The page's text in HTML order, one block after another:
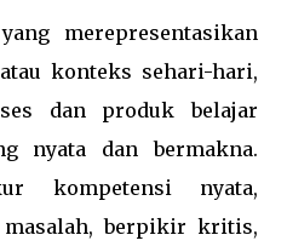
merepresentasikan
konteks sehari-hari,
dan produk belajar
nyata dan bermakna.
kompetensi nyata,
masalah, berpikir kritis,